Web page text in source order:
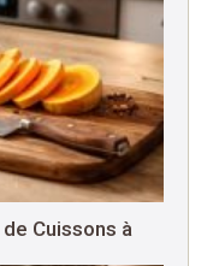
Cuissons à